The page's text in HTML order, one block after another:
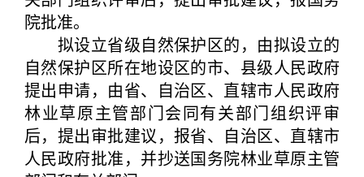
院批准。
拟设立省级自然保护区的，由拟设立的
自然保护区所在地设区的市、县级人民政府
提出申请，由省、自治区、直辖市人民政府
林业草原主管部门会同有关部门组织评审
后，提出审批建议，报省、自治区、直辖市
人民政府批准，并抄送国务院林业草原主管